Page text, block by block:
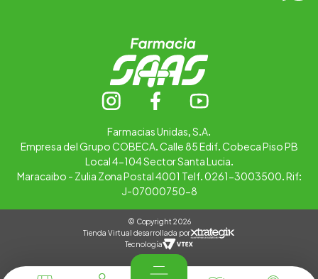
Farmacias Unidas, S.A.
Empresa del Grupo COBECA. Calle 85 Edif. Cobeca Piso PB
Local 4-104 Sector Santa Lucia.
Maracaibo - Zulia Zona Postal 4001 Telf. 0261-3003500. Rif:
J-07000750-8
© Copyright 2026
Tienda Virtual desarrollada por
Tecnología